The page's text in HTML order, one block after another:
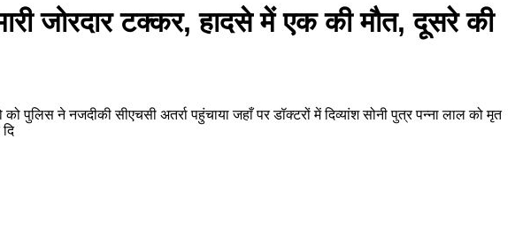
जोरदार टक्कर, हादसे में एक की मौत, दूसरे की
पुलिस ने नजदीकी सीएचसी अतर्रा पहुंचाया जहाँ पर डॉक्टरों में दिव्यांश सोनी पुत्र पन्ना लाल को मृत